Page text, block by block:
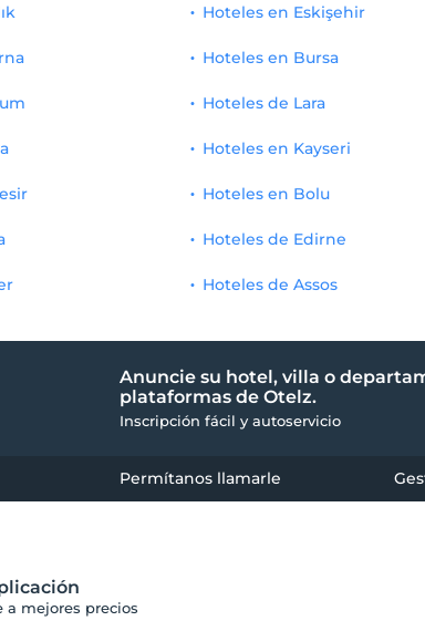
Hoteles en Eskişehir
Hoteles en Bursa
Hoteles de Lara
Hoteles en Kayseri
Hoteles en Bolu
Hoteles de Edirne
Hoteles de Assos
Anuncie su hotel, villa o
plataformas de Otelz.
Inscripción fácil y autoservicio
Permítanos llamarle
a mejores precios